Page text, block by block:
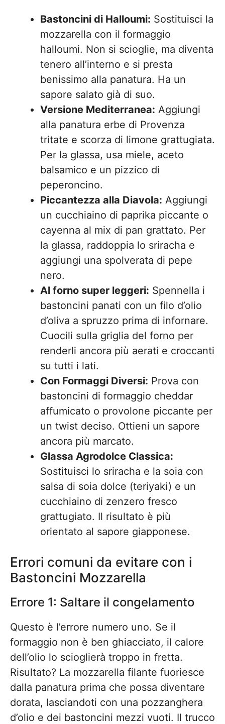
Bastoncini di Halloumi: Sostituisci la
mozzarella con il formaggio
halloumi. Non si scioglie, ma diventa
tenero all’interno e si presta
benissimo alla panatura. Ha un
sapore salato già di suo.
Versione Mediterranea: Aggiungi
alla panatura erbe di Provenza
tritate e scorza di limone grattugiata.
Per la glassa, usa miele, aceto
balsamico e un pizzico di
peperoncino.
Piccantezza alla Diavola: Aggiungi
un cucchiaino di paprika piccante o
cayenna al mix di pan grattato. Per
la glassa, raddoppia lo sriracha e
aggiungi una spolverata di pepe
nero.
Al forno super leggeri: Spennella i
bastoncini panati con un filo d’olio
d’oliva a spruzzo prima di infornare.
Cuocili sulla griglia del forno per
renderli ancora più aerati e croccanti
su tutti i lati.
Con Formaggi Diversi: Prova con
bastoncini di formaggio cheddar
affumicato o provolone piccante per
un twist deciso. Ottieni un sapore
ancora più marcato.
Glassa Agrodolce Classica:
Sostituisci lo sriracha e la soia con
salsa di soia dolce (teriyaki) e un
cucchiaino di zenzero fresco
grattugiato. Il risultato è più
orientato al sapore giapponese.
Errori comuni da evitare con i
Bastoncini Mozzarella
Errore 1: Saltare il congelamento
Questo è l’errore numero uno. Se il
formaggio non è ben ghiacciato, il calore
dell’olio lo scioglierà troppo in fretta.
Risultato? La mozzarella filante fuoriesce
dalla panatura prima che possa diventare
dorata, lasciandoti con una pozzanghera
d’olio e dei bastoncini mezzi vuoti. Il trucco